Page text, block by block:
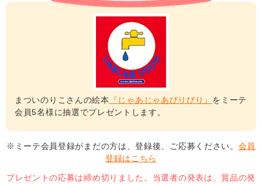
まついのりこさんの絵本 『じゃあじゃあびりびり』 を ミーテ
会員5名様に抽選でプレゼントします。
※ミーテ会員登録がまだの方は、登録後、ご応募ください。 会員
登録はこちら
プレゼントの応募は締め切りました。当選者の発表は、賞品の発